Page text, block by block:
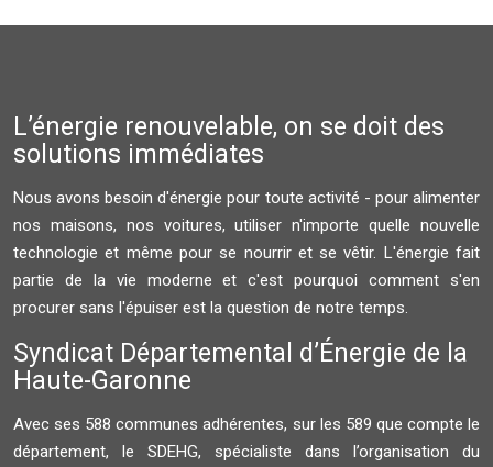
L’énergie renouvelable, on se doit des
solutions immédiates
Nous avons besoin d'énergie pour toute activité - pour alimenter
nos maisons, nos voitures, utiliser n'importe quelle nouvelle
technologie et même pour se nourrir et se vêtir. L'énergie fait
partie de la vie moderne et c'est pourquoi comment s'en
procurer sans l'épuiser est la question de notre temps.
Syndicat Départemental d’Énergie de la
Haute-Garonne
Avec ses 588 communes adhérentes, sur les 589 que compte le
département, le SDEHG, spécialiste dans l’organisation du